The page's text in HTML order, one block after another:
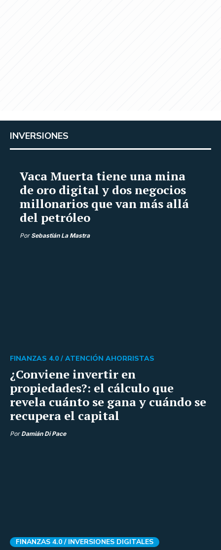
INVERSIONES
Vaca Muerta tiene una mina
de oro digital y dos negocios
millonarios que van más allá
del petróleo
Por Sebastián La Mastra
¿Conviene invertir en
propiedades?: el cálculo que
revela cuánto se gana y cuándo se
recupera el capital
FINANZAS 4.0 / ATENCIÓN AHORRISTAS
Por Damián Di Pace
FINANZAS 4.0 / INVERSIONES DIGITALES